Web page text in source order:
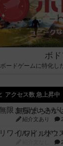
ボ
ボードゲームに特化し
アクセス数 急上昇中
無限まちがい
紹介文あり